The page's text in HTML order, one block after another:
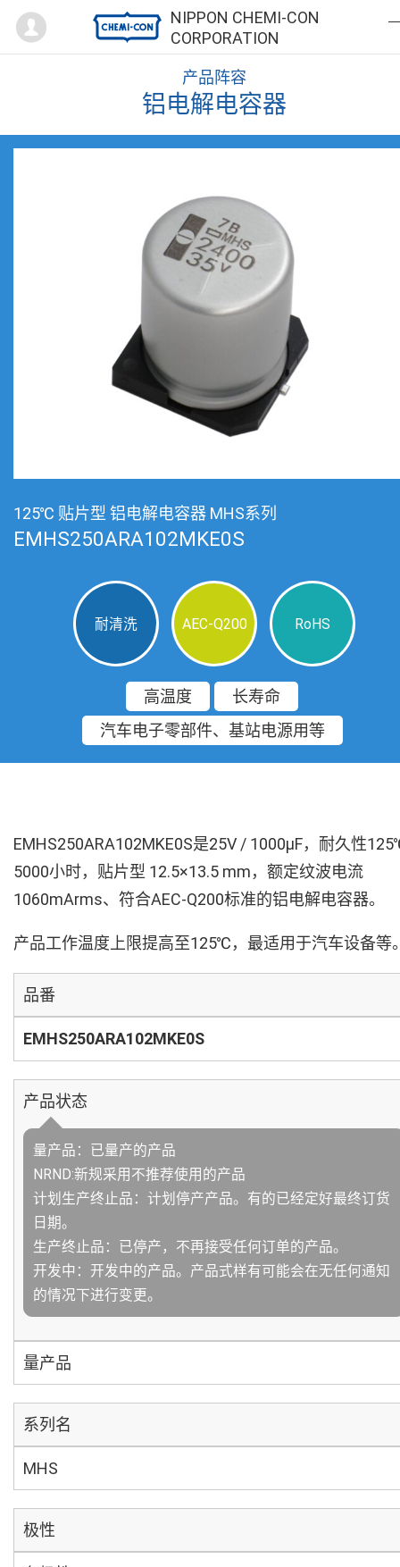
NIPPON CHEMI-CON
CORPORATION
Mypage
产品阵容
铝电解电容器
125℃ 贴片型 铝电解电容器 MHS系列
EMHS250ARA102MKE0S
耐清洗 AEC-Q200 RoHS
高温度
长寿命
汽车电子零部件、基站电源用等
EMHS250ARA102MKE0S是25V / 1000µF，耐久性
5000小时，贴片型 12.5×13.5 mm，额定纹波电流
1060mArms、符合AEC-Q200标准的铝电解电容器。
产品工作温度上限提高至125℃，最适用于汽车设备等
品番
EMHS250ARA102MKE0S
产品状态
量产品：已量产的产品
NRND:新规采用不推荐使用的产品
计划生产终止品：计划停产产品。有的已经定好最终订货
日期。
生产终止品：已停产，不再接受任何订单的产品。
开发中：开发中的产品。产品式样有可能会在无任何通知
的情况下进行变更。
量产品
系列名
MHS
极性